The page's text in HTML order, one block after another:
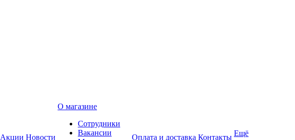
Акции Новости
О магазине
Сотрудники
Вакансии
Оплата и доставка Контакты Ещё